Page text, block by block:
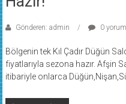
Gönderen: admin 0 yorum
Bölgenin tek Kıl Çadır Düğün
fiyatlarıyla sezona hazır. Afşin
itibariyle onlarca